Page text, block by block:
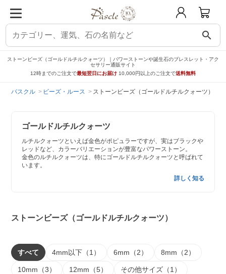
search
ストーンビーズ（ゴールドルチルクォーツ）｜パワーストーンや誕生石のブレスレット・アク
セサリー通販サイト
12時までのご注文で最短翌日にお届け 10,000円以上のご注文で送料無料
パスクル ビーズ・ルース ストーンビーズ（ゴールドルチルクォーツ）
ゴールドルチルクォーツ
ルチルクォーツといえば金色がポピュラーですが、実はブラックや
レッドなど、カラーバリエーションが豊富なパワーストーン。
金色のルチルクォーツは、特にゴールドルチルクォーツと呼ばれて
います。
詳しく知る
ストーンビーズ（ゴールドルチルクォーツ）
すべて 4mm以下（1） 6mm（2） 8mm（2）
10mm（3） 12mm（5） その他サイズ（1）